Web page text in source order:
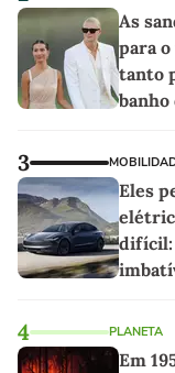
As
para
tanto
3
Eles
difícil:
4 PLANETA
Em